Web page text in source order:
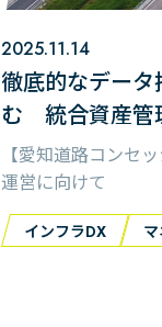
2025.11.14
徹底的なデー
む 統合資産管
【愛知道路コンセ
運営に向けて
インフラDX